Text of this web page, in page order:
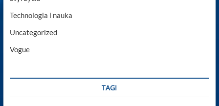
Technologia i nauka
Uncategorized
Vogue
TAGI